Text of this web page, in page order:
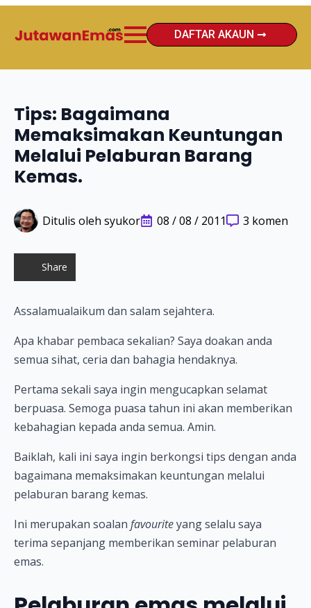
DAFTAR AKAUN
Tips: Bagaimana
Memaksimakan Keuntungan
Melalui Pelaburan Barang
Kemas.
Ditulis oleh syukor 08 / 08 / 2011 3 komen
Share
Assalamualaikum dan salam sejahtera.
Apa khabar pembaca sekalian? Saya doakan anda
semua sihat, ceria dan bahagia hendaknya.
Pertama sekali saya ingin mengucapkan selamat
berpuasa. Semoga puasa tahun ini akan memberikan
kebahagian kepada anda semua. Amin.
Baiklah, kali ini saya ingin berkongsi tips dengan anda
bagaimana memaksimakan keuntungan melalui
pelaburan barang kemas.
Ini merupakan soalan favouriteyang selalu saya
terima sepanjang memberikan seminar pelaburan
emas.